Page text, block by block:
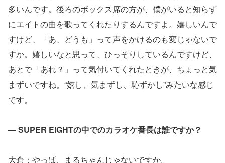
多いんです。後ろのボックス席の方が、僕がいると知らず
にエイトの曲を歌ってくれたりするんですよ。嬉しいんで
すけど、「あ、どうも」って声をかけるのも変じゃないで
すか。嬉しいなと思って、ひっそりしているんですけど、
あとで「あれ？」って気付いてくれたときが、ちょっと気
まずいですね。“嬉し、気まずし、恥ずかし”みたいな感じ
です。
― SUPER EIGHTの中でのカラオケ番長は誰ですか？
大倉：やっぱ、まるちゃんじゃないですか。